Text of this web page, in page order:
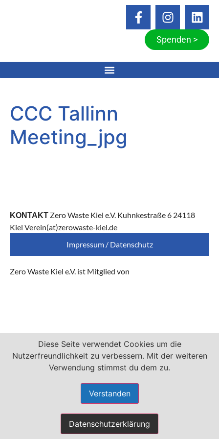
Spenden >
CCC Tallinn
Meeting_jpg
KONTAKT Zero Waste Kiel e.V. Kuhnkestraße 6 24118
Kiel Verein(at)zerowaste-kiel.de
Impressum / Datenschutz
Zero Waste Kiel e.V. ist Mitglied von
Diese Seite verwendet Cookies um die
Nutzerfreundlichkeit zu verbessern. Mit der weiteren
Verwendung stimmst du dem zu.
Verstanden
Datenschutzerklärung